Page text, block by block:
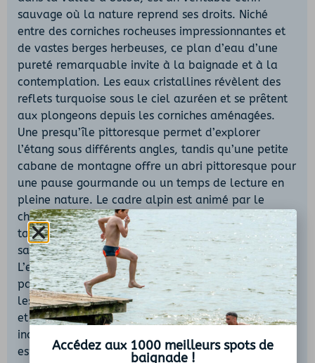
sauvage où la nature reprend ses droits. Niché
entre des corniches rocheuses impressionnantes et
de vastes berges herbeuses, ce plan d’eau d’une
pureté remarquable invite à la baignade et à la
contemplation. Les eaux cristallines révèlent des
reflets turquoise sous le ciel azuréen et se prêtent
aux plongeons depuis les corniches aménagées.
Une presqu’île pittoresque permet d’explorer
l’étang sous différents angles, tandis qu’une petite
cabane de montagne offre un abri pittoresque pour
une pause gourmande ou un temps de lecture en
pleine nature. Le cadre alpin est animé par le
chant discret des marmottes et le vol des rapaces,
tandis que la flore de montagne, gentianes et
saxifrages, ponctue le pourtour de taches colorées.
L’effort de l’ascension est récompensé par un
panorama grandiose sur la haute vallée d’Ustou et
les crêtes environnantes. Ce site, à la fois paisible
et empreint de caractère, constitue un
incontournable pour les amoureux de grands
espaces et de paysages d’altitude.
Accédez aux 1000 meilleurs spots de
baignade !